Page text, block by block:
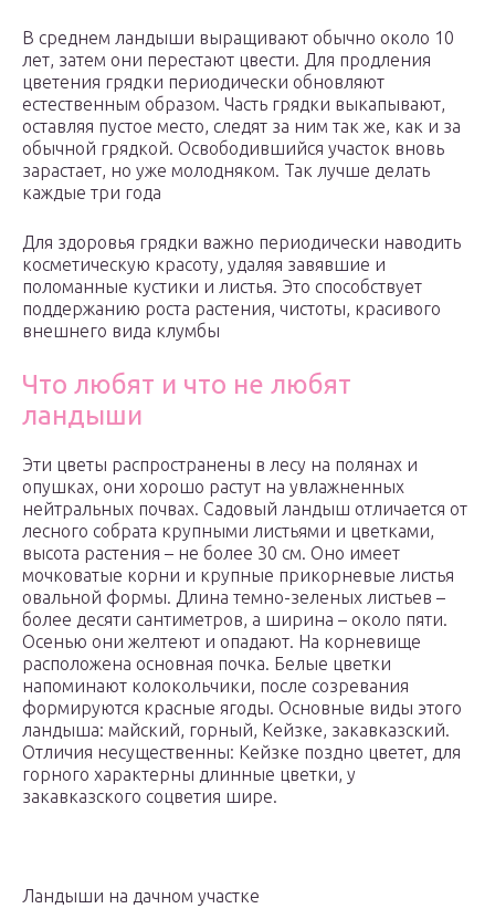
В среднем ландыши выращивают обычно около 10
лет, затем они перестают цвести. Для продления
цветения грядки периодически обновляют
естественным образом. Часть грядки выкапывают,
оставляя пустое место, следят за ним так же, как и за
обычной грядкой. Освободившийся участок вновь
зарастает, но уже молодняком. Так лучше делать
каждые три года
Для здоровья грядки важно периодически наводить
косметическую красоту, удаляя завявшие и
поломанные кустики и листья. Это способствует
поддержанию роста растения, чистоты, красивого
внешнего вида клумбы
Что любят и что не любят
ландыши
Эти цветы распространены в лесу на полянах и
опушках, они хорошо растут на увлажненных
нейтральных почвах. Садовый ландыш отличается от
лесного собрата крупными листьями и цветками,
высота растения – не более 30 см. Оно имеет
мочковатые корни и крупные прикорневые листья
овальной формы. Длина темно-зеленых листьев –
более десяти сантиметров, а ширина – около пяти.
Осенью они желтеют и опадают. На корневище
расположена основная почка. Белые цветки
напоминают колокольчики, после созревания
формируются красные ягоды. Основные виды этого
ландыша: майский, горный, Кейзке, закавказский.
Отличия несущественны: Кейзке поздно цветет, для
горного характерны длинные цветки, у
закавказского соцветия шире.
Ландыши на дачном участке